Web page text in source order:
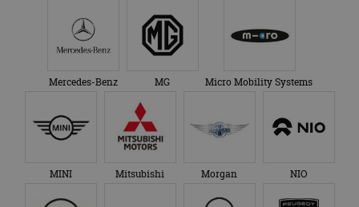
Mercedes-Benz MG Micro Mobility Systems
MINI Mitsubishi Morgan NIO